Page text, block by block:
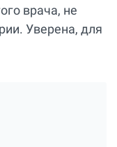
врача, не
Уверена, для